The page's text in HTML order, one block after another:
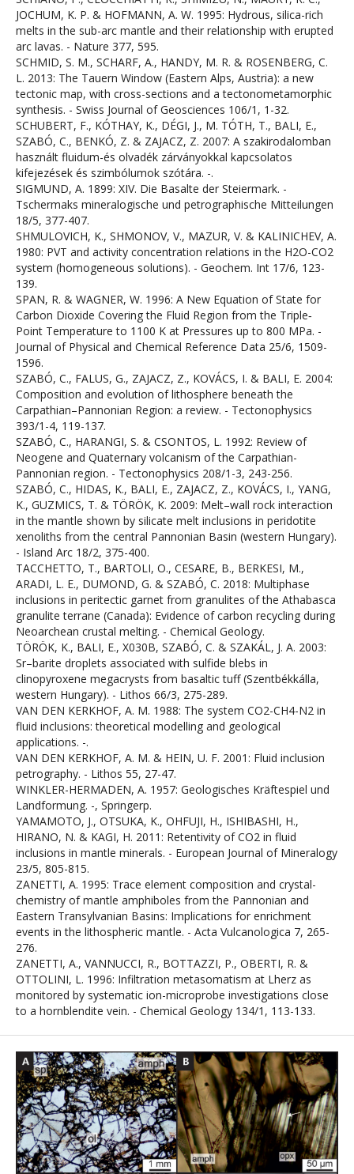
JOCHUM, K. P. & HOFMANN, A. W. 1995: Hydrous, silica-rich
melts in the sub-arc mantle and their relationship with erupted
arc lavas. - Nature 377, 595.
SCHMID, S. M., SCHARF, A., HANDY, M. R. & ROSENBERG, C.
L. 2013: The Tauern Window (Eastern Alps, Austria): a new
tectonic map, with cross-sections and a tectonometamorphic
synthesis. - Swiss Journal of Geosciences 106/1, 1-32.
SCHUBERT, F., KÓTHAY, K., DÉGI, J., M. TÓTH, T., BALI, E.,
SZABÓ, C., BENKÓ, Z. & ZAJACZ, Z. 2007: A szakirodalomban
használt fluidum-és olvadék zárványokkal kapcsolatos
kifejezések és szimbólumok szótára. -.
SIGMUND, A. 1899: XIV. Die Basalte der Steiermark. -
Tschermaks mineralogische und petrographische Mitteilungen
18/5, 377-407.
SHMULOVICH, K., SHMONOV, V., MAZUR, V. & KALINICHEV, A.
1980: PVT and activity concentration relations in the H2O-CO2
system (homogeneous solutions). - Geochem. Int 17/6, 123-
139.
SPAN, R. & WAGNER, W. 1996: A New Equation of State for
Carbon Dioxide Covering the Fluid Region from the Triple‐
Point Temperature to 1100 K at Pressures up to 800 MPa. -
Journal of Physical and Chemical Reference Data 25/6, 1509-
1596.
SZABÓ, C., FALUS, G., ZAJACZ, Z., KOVÁCS, I. & BALI, E. 2004:
Composition and evolution of lithosphere beneath the
Carpathian–Pannonian Region: a review. - Tectonophysics
393/1-4, 119-137.
SZABÓ, C., HARANGI, S. & CSONTOS, L. 1992: Review of
Neogene and Quaternary volcanism of the Carpathian-
Pannonian region. - Tectonophysics 208/1-3, 243-256.
SZABÓ, C., HIDAS, K., BALI, E., ZAJACZ, Z., KOVÁCS, I., YANG,
K., GUZMICS, T. & TÖRÖK, K. 2009: Melt–wall rock interaction
in the mantle shown by silicate melt inclusions in peridotite
xenoliths from the central Pannonian Basin (western Hungary).
- Island Arc 18/2, 375-400.
TACCHETTO, T., BARTOLI, O., CESARE, B., BERKESI, M.,
ARADI, L. E., DUMOND, G. & SZABÓ, C. 2018: Multiphase
inclusions in peritectic garnet from granulites of the Athabasca
granulite terrane (Canada): Evidence of carbon recycling during
Neoarchean crustal melting. - Chemical Geology.
TÖRÖK, K., BALI, E., X030B, SZABÓ, C. & SZAKÁL, J. A. 2003:
Sr–barite droplets associated with sulfide blebs in
clinopyroxene megacrysts from basaltic tuff (Szentbékkálla,
western Hungary). - Lithos 66/3, 275-289.
VAN DEN KERKHOF, A. M. 1988: The system CO2-CH4-N2 in
fluid inclusions: theoretical modelling and geological
applications. -.
VAN DEN KERKHOF, A. M. & HEIN, U. F. 2001: Fluid inclusion
petrography. - Lithos 55, 27-47.
WINKLER-HERMADEN, A. 1957: Geologisches Kräftespiel und
Landformung. -, Springerp.
YAMAMOTO, J., OTSUKA, K., OHFUJI, H., ISHIBASHI, H.,
HIRANO, N. & KAGI, H. 2011: Retentivity of CO2 in fluid
inclusions in mantle minerals. - European Journal of Mineralogy
23/5, 805-815.
ZANETTI, A. 1995: Trace element composition and crystal-
chemistry of mantle amphiboles from the Pannonian and
Eastern Transylvanian Basins: Implications for enrichment
events in the lithospheric mantle. - Acta Vulcanologica 7, 265-
276.
ZANETTI, A., VANNUCCI, R., BOTTAZZI, P., OBERTI, R. &
OTTOLINI, L. 1996: Infiltration metasomatism at Lherz as
monitored by systematic ion-microprobe investigations close
to a hornblendite vein. - Chemical Geology 134/1, 113-133.